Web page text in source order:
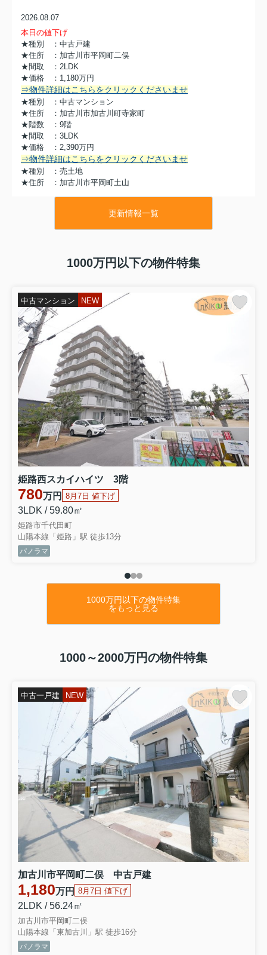
2026.08.07
本日の値下げ
★種別 ：中古戸建
★住所 ：加古川市平岡町二俣
★間取 ：2LDK
★価格 ：1,180万円
⇒物件詳細はこちらをクリックくださいませ
★種別 ：中古マンション
★住所 ：加古川市加古川町寺家町
★階数 ：9階
★間取 ：3LDK
★価格 ：2,390万円
⇒物件詳細はこちらをクリックくださいませ
★種別 ：売土地
★住所 ：加古川市平岡町土山
⇒物件詳細はこちらをクリックくださいませ
★種別 ：中古マンション
★間取 ：3LDK
おすすめ物件
〇姫路市勝原区宮田 中古戸建〇
1580万円 価格変更
JR網干駅徒歩21分
駐車2台 リフォーム完成
〇姫路市御国野町御着 中古戸建〇
成約御礼
〇加古郡稲美町六分一 土地〇
750万円
建築条件無し有効敷地約37.4坪
明石西ICまで車で約7分
〇高砂市梅井 中古戸建〇
1490万円
山陽電鉄伊保駅徒歩10分
〇姫路市御立中４丁目 中古戸建〇
1630万円 価格変更
駐車３台（車種による）
〇加古川町大野 中古戸建〇
3600万円 価格変更
JR加古川線日岡駅徒歩8分
山陽電鉄尾上の松駅徒歩9分
カーポート2台可 LDK床暖房
〇高砂市米田町米田 中古マンション〇
9階 オートロック 日当たり良好
3LDK2面バルコニー
平米 日当たり良好
〇加古川市平岡町土山 中古戸建〇
2480万円
JR土山駅徒歩8分
ヤング開発施工 オール電化住宅
〇宍粟市一宮町 中古戸建〇
420万円
1LDK 避暑地の別荘
リフォーム歴あり
〇野口町長砂 中古戸建〇
320万円
3
DK普通車1台駐車可
山電浜の宮駅徒歩
〇高砂町東宮町 中古戸建〇
250万円
5DK収益物件としても
山電高砂駅徒歩20 分
〇神崎郡市川町 土地〇
150 万円
敷地約 47 坪 別荘地に最適
JR 播但線甘地駅徒歩 31分
〇別府町別府 （賃貸中）戸建〇
更新情報一覧
1000万円以下の物件特集
中古マンション NEW
姫路西スカイハイツ 3階
780万円 8月7日 値下げ
3LDK / 59.80㎡
姫路市千代田町
山陽本線「姫路」駅 徒歩13分
パノラマ
1000万円以下の物件特集
をもっと見る
1000～2000万円の物件特集
中古一戸建 NEW
加古川市平岡町二俣 中古戸建
1,180万円 8月7日 値下げ
2LDK / 56.24㎡
加古川市平岡町二俣
山陽本線「東加古川」駅 徒歩16分
パノラマ